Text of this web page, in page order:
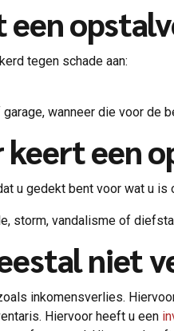
een
tegen schade aan:
garage, wanneer die voor de
keert een
u gedekt bent voor wat u is
storm, vandalisme of
niet
inkomensverlies.
Hiervoor heeft u een